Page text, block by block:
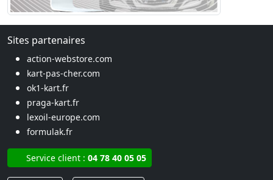
Sites partenaires
action-webstore.com
kart-pas-cher.com
ok1-kart.fr
praga-kart.fr
lexoil-europe.com
formulak.fr
Service client : 04 78 40 05 05